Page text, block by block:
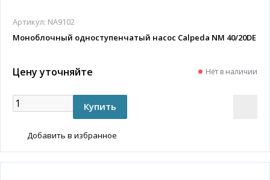
Артикул: NA9102
Моноблочный одноступенчатый насос Calpeda NM 40/20DE
Цену уточняйте Нет в наличии
Добавить в избранное